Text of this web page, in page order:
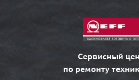
Сервисный
по ремонту